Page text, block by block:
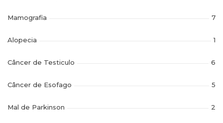
Mamografia 7
Alopecia 1
Câncer de Testiculo 6
Câncer de Esofago 5
Mal de Parkinson 2